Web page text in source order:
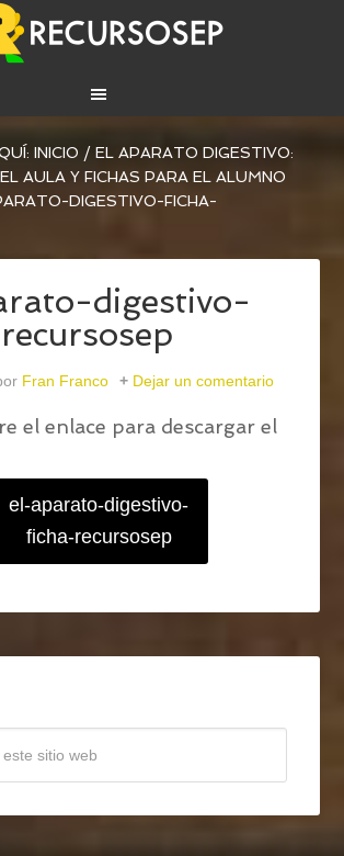
INICIO / EL APARATO DIGESTIVO:
AULA Y FICHAS PARA EL ALUMNO
DIGESTIVO-FICHA-
digestivo-
Fran Franco Dejar un comentario
el enlace para descargar el
el-aparato-digestivo-
ficha-recursosep